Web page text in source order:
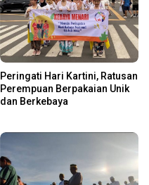
Peringati Hari Kartini, Ratusan
Perempuan Berpakaian Unik
dan Berkebaya